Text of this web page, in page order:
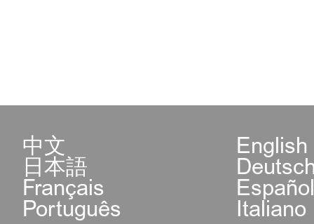
中文 English
日本語
Français
Português Italiano